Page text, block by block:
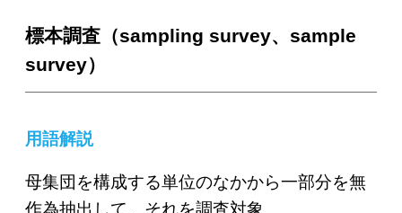
標本調査（sampling survey、sample
survey）
用語解説
母集団を構成する単位のなかから一部分を無
作為抽出して、それを調査対象